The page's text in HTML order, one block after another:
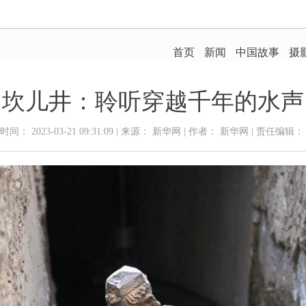
坎儿井：聆听穿越千年的水声
间： 2023-03-21 09:31:09 | 来源： 新华网 | 作者： 新华网 | 责任编辑